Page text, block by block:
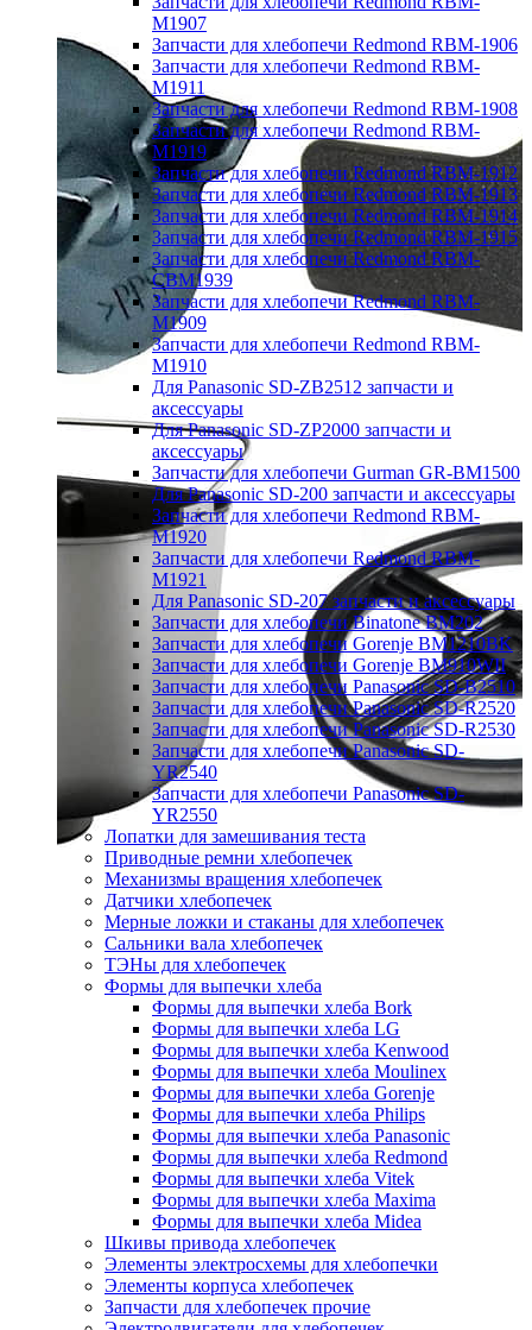
M1907
Запчасти для хлебопечи Redmond RBM-1906
Запчасти для хлебопечи Redmond RBM-
M1911
Запчасти для хлебопечи Redmond RBM-1908
Запчасти для хлебопечи Redmond RBM-
M1919
Запчасти для хлебопечи Redmond RBM-1912
Запчасти для хлебопечи Redmond RBM-1913
Запчасти для хлебопечи Redmond RBM-1914
Запчасти для хлебопечи Redmond RBM-1915
Запчасти для хлебопечи Redmond RBM-
CBM1939
Запчасти для хлебопечи Redmond RBM-
M1909
Запчасти для хлебопечи Redmond RBM-
M1910
Для Panasonic SD-ZB2512 запчасти и
аксессуары
Для Panasonic SD-ZP2000 запчасти и
аксессуары
Запчасти для хлебопечи Gurman GR-BM1500
Для Panasonic SD-200 запчасти и аксессуары
Запчасти для хлебопечи Redmond RBM-
M1920
Запчасти для хлебопечи Redmond RBM-
M1921
Для Panasonic SD-207 запчасти и аксессуары
Запчасти для хлебопечи Binatone BM202
Запчасти для хлебопечи Gorenje BM1210BK
Запчасти для хлебопечи Gorenje BM910WII
Запчасти для хлебопечи Panasonic SD-B2510
Запчасти для хлебопечи Panasonic SD-R2520
Запчасти для хлебопечи Panasonic SD-R2530
Запчасти для хлебопечи Panasonic SD-
YR2540
Запчасти для хлебопечи Panasonic SD-
YR2550
Лопатки для замешивания теста
Приводные ремни хлебопечек
Механизмы вращения хлебопечек
Датчики хлебопечек
Мерные ложки и стаканы для хлебопечек
Сальники вала хлебопечек
ТЭНы для хлебопечек
Формы для выпечки хлеба
Формы для выпечки хлеба Bork
Формы для выпечки хлеба LG
Формы для выпечки хлеба Kenwood
Формы для выпечки хлеба Moulinex
Формы для выпечки хлеба Gorenje
Формы для выпечки хлеба Philips
Формы для выпечки хлеба Panasonic
Формы для выпечки хлеба Redmond
Формы для выпечки хлеба Vitek
Формы для выпечки хлеба Maxima
Формы для выпечки хлеба Midea
Шкивы привода хлебопечек
Элементы электросхемы для хлебопечки
Элементы корпуса хлебопечек
Запчасти для хлебопечек прочие